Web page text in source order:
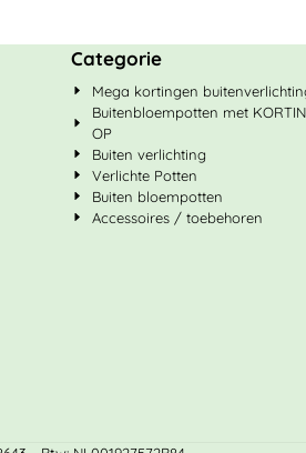
Categorie
Mega kortingen
Buitenbloempotten met
OP
Buiten verlichting
Verlichte Potten
Buiten bloempotten
Accessoires / toebehoren